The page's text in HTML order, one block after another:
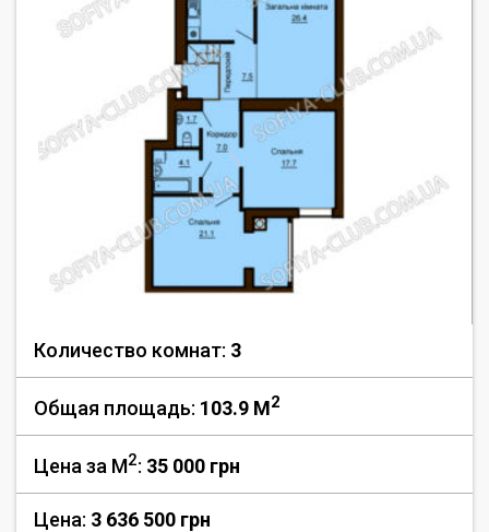
Количество комнат: 3
Общая площадь: 103.9 M2
Цена за М2: 35 000 грн
Цена: 3 636 500 грн